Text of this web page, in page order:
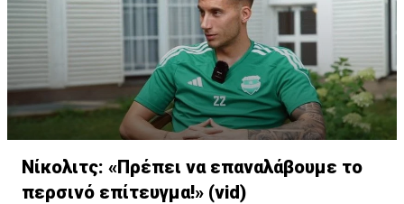
Νίκολιτς: «Πρέπει να επαναλάβουμε το
περσινό επίτευγμα!» (vid)